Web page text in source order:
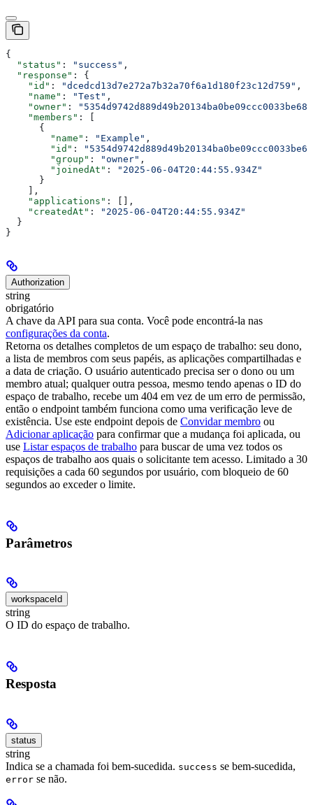
{
  "status"
: "success" ,
  "response"
: {
    "id"
: "dcedcd13d7e272a7b32a70f6a1d180f23c12d759" ,
    "name"
: "Test" ,
    "owner"
:
"5354d9742d889d49b20134ba0be09ccc0033be68"
    "members"
: [
      {
        "name"
: "Example" ,
        "id"
:
        "group"
: "owner" ,
        "joinedAt"
:
"2025-06-04T20:44:55.934Z"
      }
    ],
    "applications"
: [],
    "createdAt"
:
"2025-06-04T20:44:55.934Z"
  }
}
Authorization
string
obrigatório
A chave da API para sua conta. Você pode encontrá-la nas
configurações da conta.
Retorna os detalhes completos de um espaço de trabalho: seu dono,
a lista de membros com seus papéis, as aplicações compartilhadas e
a data de criação. O usuário autenticado precisa ser o dono ou um
membro atual; qualquer outra pessoa, mesmo tendo apenas o ID do
espaço de trabalho, recebe um 404 em vez de um erro de permissão,
então o endpoint também funciona como uma verificação leve de
existência. Use este endpoint depois de Convidar membro ou
Adicionar aplicação para confirmar que a mudança foi aplicada, ou
use Listar espaços de trabalho para buscar de uma vez todos os
espaços de trabalho aos quais o solicitante tem acesso. Limitado a 30
requisições a cada 60 segundos por usuário, com bloqueio de 60
segundos ao exceder o limite.
Parâmetros
workspaceId
string
O ID do espaço de trabalho.
Resposta
status
string
Indica se a chamada foi bem-sucedida. success se bem-sucedida,
error se não.